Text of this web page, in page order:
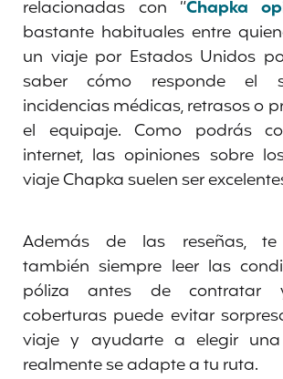
relacionadas con “Chapka
bastante habituales entre
un viaje por Estados Unidos
saber cómo responde el
incidencias médicas, retrasos o
el equipaje. Como podrás
internet, las opiniones sobre
viaje Chapka suelen ser
Además de las reseñas, te
también siempre leer las
póliza antes de contratar
coberturas puede evitar
viaje y ayudarte a elegir
realmente se adapte a tu ruta.